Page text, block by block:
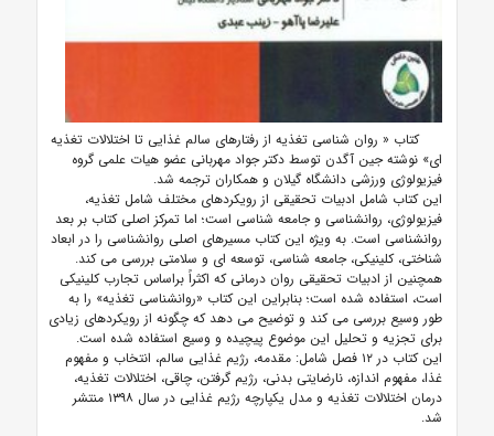
کتاب « روان شناسی تغذیه از رفتارهای سالم غذایی تا اختلالات تغذیه
ای» نوشته جین آگدن توسط دکتر جواد مهربانی عضو هیات علمی گروه
فیزیولوژی ورزشی دانشگاه گیلان و همکاران ترجمه شد.
این کتاب شامل ادبیات تحقیقی از رویکردهای مختلف شامل تغذیه،
فیزیولوژی، روانشناسی و جامعه شناسی است؛ اما تمرکز اصلی کتاب بر بعد
روانشناسی است. به ویژه این کتاب مسیرهای اصلی روانشناسی را در ابعاد
شناختی، کلینیکی، جامعه شناسی، توسعه ای و سلامتی بررسی می کند.
همچنین از ادبیات تحقیقی روان درمانی که اکثراً براساس تجارب کلینیکی
است، استفاده شده است؛ بنابراین این کتاب «روانشناسی تغذیه» را به
طور وسیع بررسی می کند و توضیح می دهد که چگونه از رویکردهای زیادی
برای تجزیه و تحلیل این موضوع پیچیده و وسیع استفاده شده است.
این کتاب در ۱۲ فصل شامل: مقدمه، رژیم غذایی سالم، انتخاب و مفهوم
غذا، مفهوم اندازه، نارضایتی بدنی، رژیم گرفتن، چاقی، اختلالات تغذیه،
درمان اختلالات تغذیه و مدل یکپارچه رژیم غذایی در سال ۱۳۹۸ منتشر
شد.